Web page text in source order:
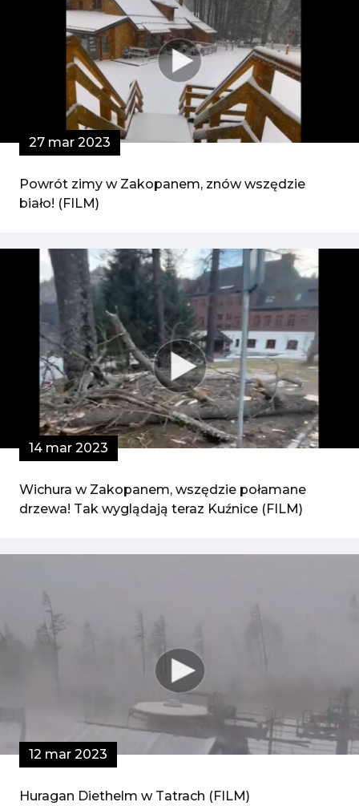
27 mar 2023
Powrót zimy w Zakopanem, znów wszędzie
biało! (FILM)
14 mar 2023
Wichura w Zakopanem, wszędzie połamane
drzewa! Tak wyglądają teraz Kuźnice (FILM)
12 mar 2023
Huragan Diethelm w Tatrach (FILM)